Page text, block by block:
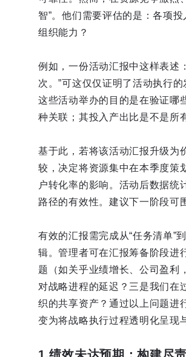
智”。他们需要评估的是：各项
组织能力？
例如，一份活动汇报中这样表述
次。”可这仅仅证明了活动执行
这些活动举办的目的是在验证哪
种关联；其投入产出比是不是所
基于此，若将该活动汇报升级为
较，决定将资源集中在本季度策
户转化率的影响。活动后数据
路径的有效性。建议下一阶段可
有效的汇报需完成从“任务清单”
辑。管理者可在汇报筹备阶段进
题（如关乎业绩增长、公司盈利
对战略进程的延迟？三是我们在
织的共享资产？通过以上问题进
变为将战略执行过程透明化呈现